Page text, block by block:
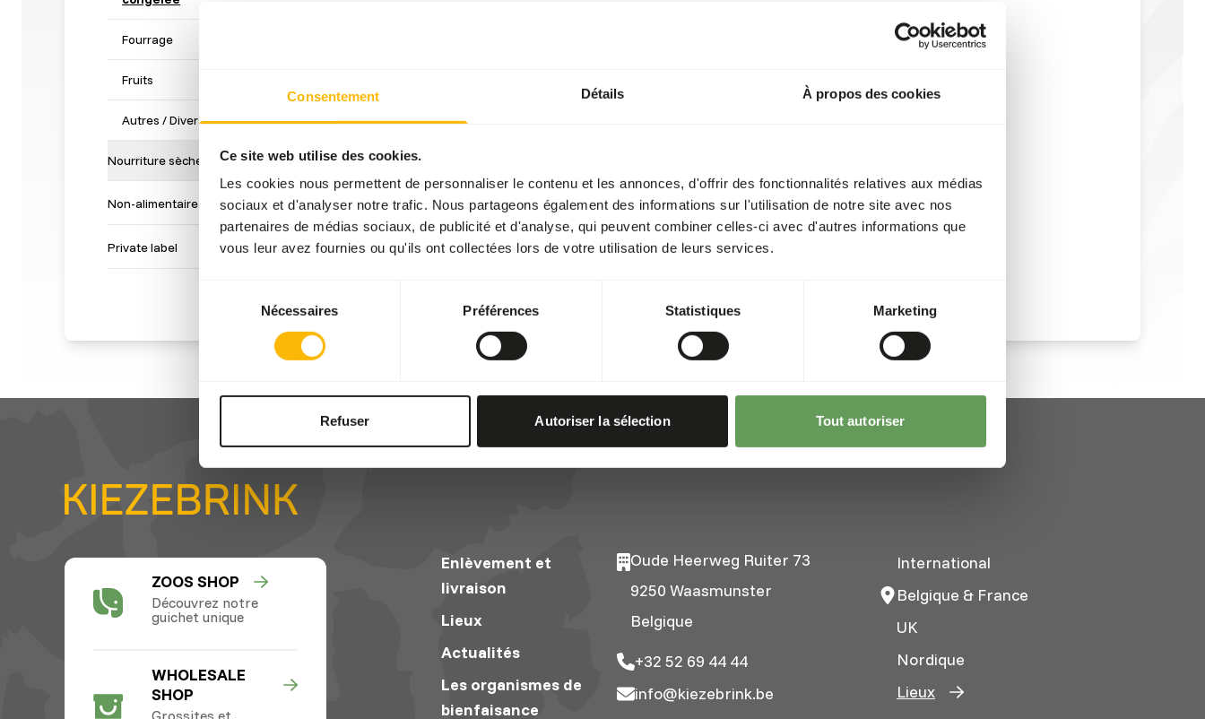
Consentement Détails À propos des cookies
Ce site web utilise des cookies.
Les cookies nous permettent de personnaliser le contenu et les annonces, d'offrir des fonctionnalités relatives aux médias
sociaux et d'analyser notre trafic. Nous partageons également des informations sur l'utilisation de notre site avec nos
partenaires de médias sociaux, de publicité et d'analyse, qui peuvent combiner celles-ci avec d'autres informations que
vous leur avez fournies ou qu'ils ont collectées lors de votre utilisation de leurs services.
consentement
Nécessaires Préférences Statistiques Marketing
Refuser Autoriser la sélection Tout autoriser
Fourrage
Fruits
Autres / Divers
Nourriture sèche
Non-alimentaire
Private label
ZOOS SHOP
Découvrez notre
guichet unique
WHOLESALE
SHOP
Grossites et
Enlèvement et
livraison
Lieux
Actualités
Les organismes de
bienfaisance
Oude Heerweg Ruiter 73
9250 Waasmunster
Belgique
+32 52 69 44 44
info@kiezebrink.be
International
Belgique & France
UK
Nordique
Lieux